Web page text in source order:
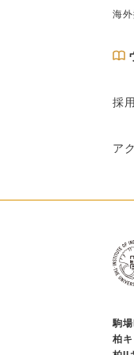
海
採
ア
駒
柏